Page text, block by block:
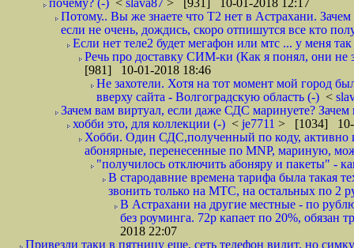
почему? (-) < slava87 > [931] 10-01-2018 12:17
Потому.. Вы же знаете что Т2 нет в Астрахани.
если не очень, дождись, скоро отпишутся все кто
Если нет теле2 будет мегафон или мтс ... у меня
Речь про доставку СИМ-ки (Как я понял, они не
[981] 10-01-2018 18:46
Не захотели. Хотя на тот момент мой город
вверху сайта - Волгоградскую область (-) <
Зачем вам виртуал, если даже СДС маринуете?
хобби это, для коллекции (-) < je7711 > [1034] 10-
Хобби. Один СДС,полученный по коду, активно
абонярные, перенесенные по MNP, мариную,
"получилось отключить абоняру и пакеты" -
В стародавние времена тарифа была такая
звонить только на МТС, на остальных по 2
В Астрахани на другие местные - по
без роуминга. 72р капает по 20%, обязан
2018 22:07
Привезли таки в пятницу еще, сеть телефон видит, но